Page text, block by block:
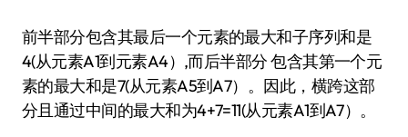
前半部分包含其最后一个元素的最大和子序列和是
4(从元素A1到元素A4）,而后半部分 包含其第一个元
素的最大和是7(从元素A5到A7）。因此，横跨这部
分且通过中间的最大和为4+7=11(从元素A1到A7）。